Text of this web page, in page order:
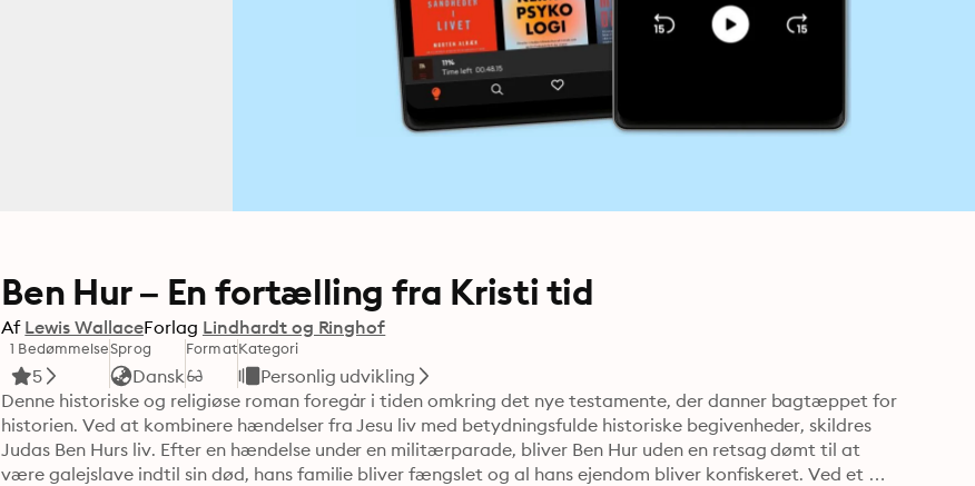
Ben Hur – En fortælling fra Kristi tid
Af Lewis WallaceForlag Lindhardt og Ringhof
1 Bedømmelse
5
Sprog
Dansk
FormatKategori
Personlig udvikling
Denne historiske og religiøse roman foregår i tiden omkring det nye testamente, der danner bagtæppet for
historien. Ved at kombinere hændelser fra Jesu liv med betydningsfulde historiske begivenheder, skildres
Judas Ben Hurs liv. Efter en hændelse under en militærparade, bliver Ben Hur uden en retsag dømt til at
være galejslave indtil sin død, hans familie bliver fængslet og al hans ejendom bliver konfiskeret. Ved et